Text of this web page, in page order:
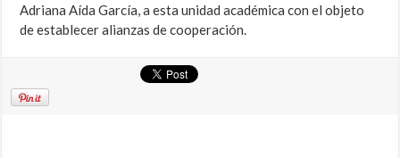
Adriana Aída García, a esta unidad académica con el objeto
de establecer alianzas de cooperación.